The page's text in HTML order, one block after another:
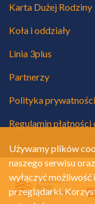
Karta Dużej Rodziny
Koła i oddziały
Linia 3plus
Partnerzy
Polityka prywatności
Regulamin płatności
Używamy plików
naszego serwisu
wyłączyć
przeglądarki.